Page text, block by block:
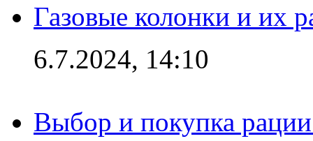
Газовые колонки и их
6.7.2024, 14:10
Выбор и покупка